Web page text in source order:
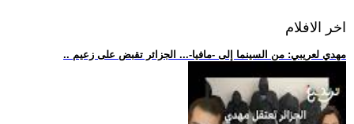
اخر الافلام
.. مهدي لعريبي: من السينما إلى -مافيا-... الجزائر تقبض على زعيم